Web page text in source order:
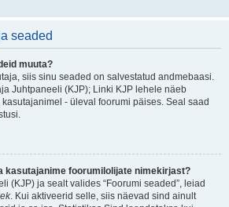
seaded
muuta?
siis sinu seaded on salvestatud andmebaasi.
Juhtpaneeli (KJP); Linki KJP lehele näeb
- üleval foorumi päises. Seal saad
kasutajanime foorumilolijate nimekirjast?
(KJP) ja sealt valides “Foorumi seaded”, leiad
. Kui aktiveerid selle, siis näevad sind ainult